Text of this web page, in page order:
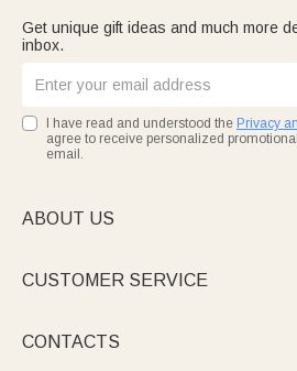
Get unique gift ideas and much more
inbox.
I have read and understood the Privacy
agree to receive personalized
email.
ABOUT US
CUSTOMER SERVICE
CONTACTS